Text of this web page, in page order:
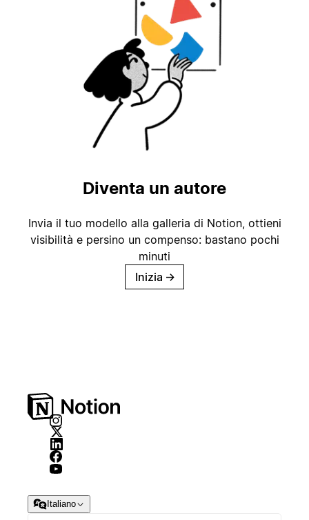
Diventa un autore
Invia il tuo modello alla galleria di Notion, ottieni
visibilità e persino un compenso: bastano pochi
minuti
Inizia →
Italiano